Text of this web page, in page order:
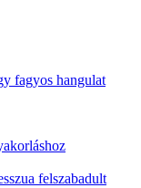
fagyos hangulat
felszabadult